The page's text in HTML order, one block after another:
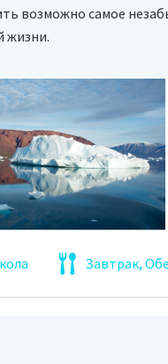
возможно самое
жизни.
Завтрак,